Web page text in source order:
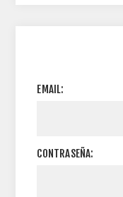
EMAIL:
CONTRASEÑA: